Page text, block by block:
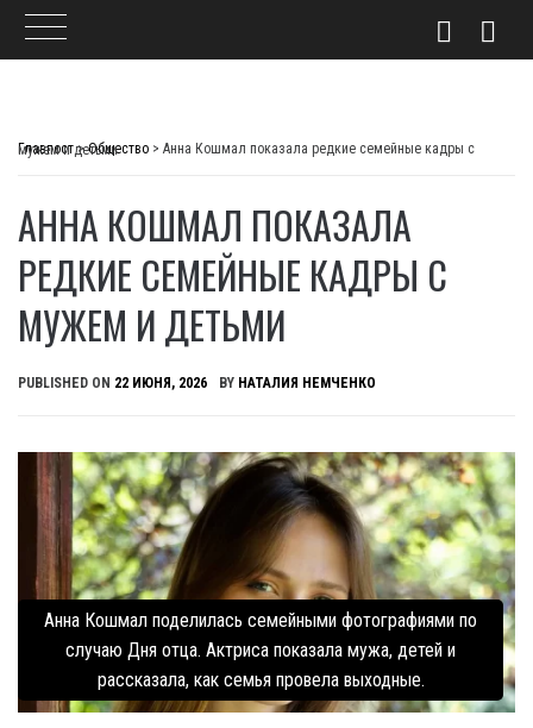
Главпост>Общество >
Анна Кошмал показала редкие семейные кадры с мужем и детьми
АННА КОШМАЛ ПОКАЗАЛА
РЕДКИЕ СЕМЕЙНЫЕ КАДРЫ С
МУЖЕМ И ДЕТЬМИ
PUBLISHED ON 22 ИЮНЯ, 2026 BY НАТАЛИЯ НЕМЧЕНКО
Анна Кошмал поделилась семейными фотографиями по
случаю Дня отца. Актриса показала мужа, детей и
рассказала, как семья провела выходные.